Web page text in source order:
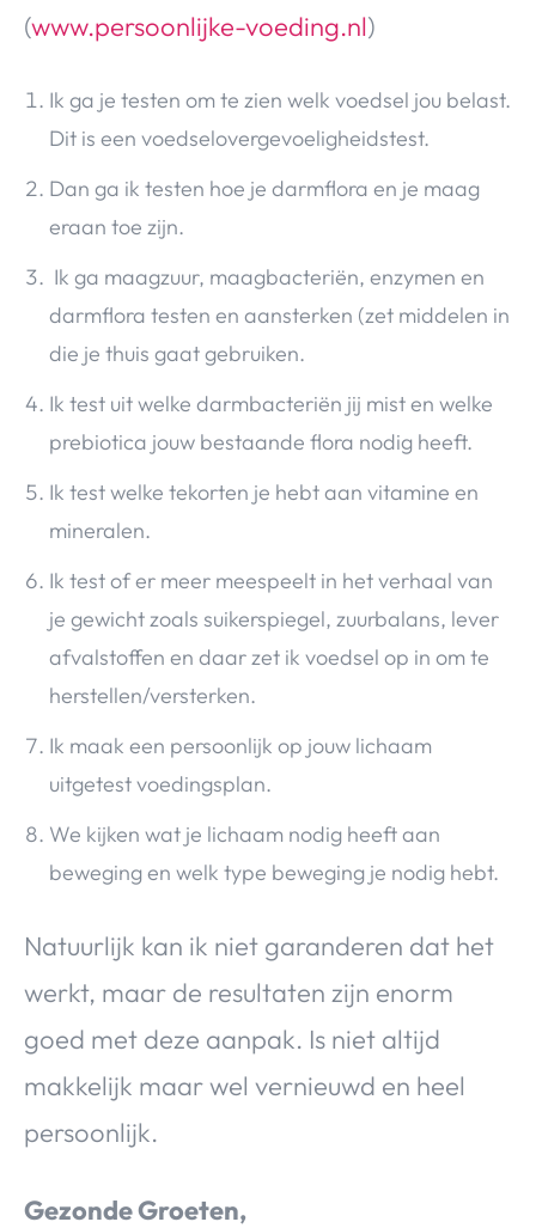
(www.persoonlijke-voeding.nl)
Ik ga je testen om te zien welk voedsel jou belast.
Dit is een voedselovergevoeligheidstest.
Dan ga ik testen hoe je darmflora en je maag
eraan toe zijn.
Ik ga maagzuur, maagbacteriën, enzymen en
darmflora testen en aansterken (zet middelen in
die je thuis gaat gebruiken.
Ik test uit welke darmbacteriën jij mist en welke
prebiotica jouw bestaande flora nodig heeft.
Ik test welke tekorten je hebt aan vitamine en
mineralen.
Ik test of er meer meespeelt in het verhaal van
je gewicht zoals suikerspiegel, zuurbalans, lever
afvalstoffen en daar zet ik voedsel op in om te
herstellen/versterken.
Ik maak een persoonlijk op jouw lichaam
uitgetest voedingsplan.
We kijken wat je lichaam nodig heeft aan
beweging en welk type beweging je nodig hebt.
Natuurlijk kan ik niet garanderen dat het
werkt, maar de resultaten zijn enorm
goed met deze aanpak. Is niet altijd
makkelijk maar wel vernieuwd en heel
persoonlijk.
Gezonde Groeten,